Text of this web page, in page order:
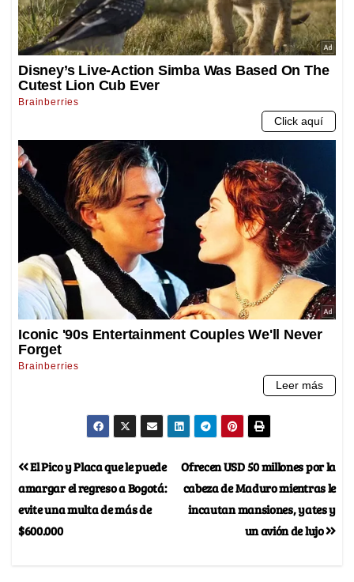
Ofrecen USD 50 millones por la
cabeza de Maduro mientras le
incautan mansiones, yates y
un avión de lujo
El Pico y Placa que le puede
amargar el regreso a Bogotá:
evite una multa de más de
$600.000